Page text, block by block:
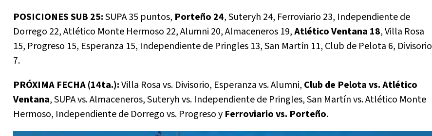
POSICIONES SUB 25:SUPA 35 puntos, Porteño 24, Suteryh 24, Ferroviario 23, Independiente de
Dorrego 22, Atlético Monte Hermoso 22, Alumni 20, Almaceneros 19,Atlético Ventana 18, Villa Rosa
15, Progreso 15, Esperanza 15, Independiente de Pringles 13, San Martín 11, Club de Pelota 6, Divisorio
7.
PRÓXIMA FECHA (14ta.):Villa Rosa vs. Divisorio, Esperanza vs. Alumni, Club de Pelota vs. Atlético
Ventana, SUPA vs. Almaceneros, Suteryh vs. Independiente de Pringles, San Martín vs. Atlético Monte
Hermoso, Independiente de Dorrego vs. Progreso y Ferroviario vs. Porteño.